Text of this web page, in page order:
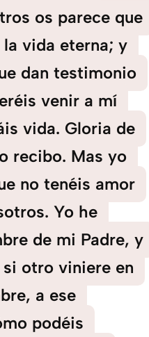
os parece que
vida eterna; y
dan testimonio
venir a mí
vida. Gloria de
recibo. Mas yo
no tenéis amor
Yo he
de mi Padre, y
otro viniere en
a ese
podéis